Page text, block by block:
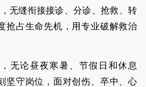
无缝衔接接诊、分诊、抢救、转
抢占生命先机，用专业破解救治
无论昼夜寒暑、节假日和休息
坚守岗位，面对创伤、卒中、心